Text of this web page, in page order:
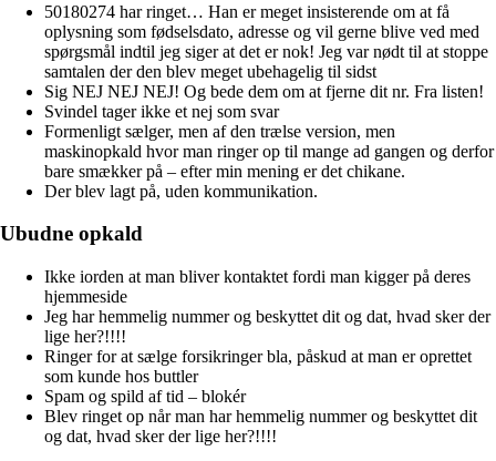
50180274 har ringet… Han er meget insisterende om at få
oplysning som fødselsdato, adresse og vil gerne blive ved med
spørgsmål indtil jeg siger at det er nok! Jeg var nødt til at stoppe
samtalen der den blev meget ubehagelig til sidst
Sig NEJ NEJ NEJ! Og bede dem om at fjerne dit nr. Fra listen!
Svindel tager ikke et nej som svar
Formenligt sælger, men af den trælse version, men
maskinopkald hvor man ringer op til mange ad gangen og derfor
bare smækker på – efter min mening er det chikane.
Der blev lagt på, uden kommunikation.
Ubudne opkald
Ikke iorden at man bliver kontaktet fordi man kigger på deres
hjemmeside
Jeg har hemmelig nummer og beskyttet dit og dat, hvad sker der
lige her?!!!!
Ringer for at sælge forsikringer bla, påskud at man er oprettet
som kunde hos buttler
Spam og spild af tid – blokér
Blev ringet op når man har hemmelig nummer og beskyttet dit
og dat, hvad sker der lige her?!!!!